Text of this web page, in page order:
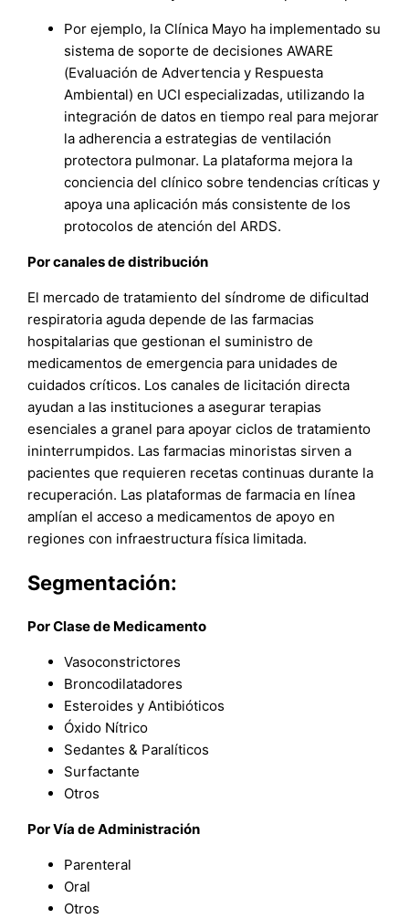
Por ejemplo, la Clínica Mayo ha implementado su
sistema de soporte de decisiones AWARE
(Evaluación de Advertencia y Respuesta
Ambiental) en UCI especializadas, utilizando la
integración de datos en tiempo real para mejorar
la adherencia a estrategias de ventilación
protectora pulmonar. La plataforma mejora la
conciencia del clínico sobre tendencias críticas y
apoya una aplicación más consistente de los
protocolos de atención del ARDS.
Por canales de distribución
El mercado de tratamiento del síndrome de dificultad
respiratoria aguda depende de las farmacias
hospitalarias que gestionan el suministro de
medicamentos de emergencia para unidades de
cuidados críticos. Los canales de licitación directa
ayudan a las instituciones a asegurar terapias
esenciales a granel para apoyar ciclos de tratamiento
ininterrumpidos. Las farmacias minoristas sirven a
pacientes que requieren recetas continuas durante la
recuperación. Las plataformas de farmacia en línea
amplían el acceso a medicamentos de apoyo en
regiones con infraestructura física limitada.
Segmentación:
Por Clase de Medicamento
Vasoconstrictores
Broncodilatadores
Esteroides y Antibióticos
Óxido Nítrico
Sedantes & Paralíticos
Surfactante
Otros
Por Vía de Administración
Parenteral
Oral
Otros